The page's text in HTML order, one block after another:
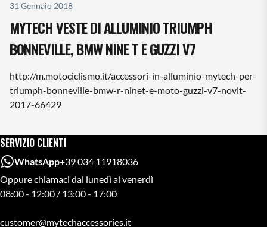
g
g
e
31 Gennaio 2018
MYTECH VESTE DI ALLUMINIO TRIUMPH
BONNEVILLE, BMW NINE T E GUZZI V7
http://m.motociclismo.it/accessori-in-alluminio-mytech-per-
triumph-bonneville-bmw-r-ninet-e-moto-guzzi-v7-novit-
2017-66429
SERVIZIO CLIENTI
WhatsApp+39 034 11918036
Oppure chiamaci dal lunedì al venerdì
08:00 - 12:00 / 13:00 - 17:00
customer@mytechaccessories.it